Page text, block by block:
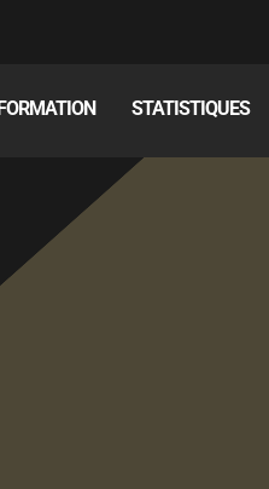
STATISTIQUES